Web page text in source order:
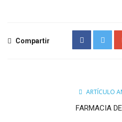
Compartir
ARTÍCULO
FARMACIA